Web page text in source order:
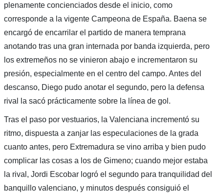
plenamente concienciados desde el inicio, como
corresponde a la vigente Campeona de España. Baena se
encargó de encarrilar el partido de manera temprana
anotando tras una gran internada por banda izquierda, pero
los extremeños no se vinieron abajo e incrementaron su
presión, especialmente en el centro del campo. Antes del
descanso, Diego pudo anotar el segundo, pero la defensa
rival la sacó prácticamente sobre la línea de gol.
Tras el paso por vestuarios, la Valenciana incrementó su
ritmo, dispuesta a zanjar las especulaciones de la grada
cuanto antes, pero Extremadura se vino arriba y bien pudo
complicar las cosas a los de Gimeno; cuando mejor estaba
la rival, Jordi Escobar logró el segundo para tranquilidad del
banquillo valenciano, y minutos después consiguió el